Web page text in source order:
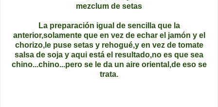
mezclum de setas
La preparación igual de sencilla que la
anterior,solamente que en vez de echar el jamón y el
chorizo,le puse setas y rehogué,y en vez de tomate
salsa de soja y aqui está el resultado,no es que sea
chino...chino...pero se le da un aire oriental,de eso se
trata.